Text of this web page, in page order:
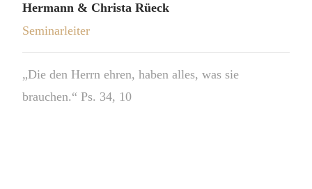
Hermann & Christa Rüeck
Seminarleiter
„Die den Herrn ehren, haben alles, was sie
brauchen.“ Ps. 34, 10